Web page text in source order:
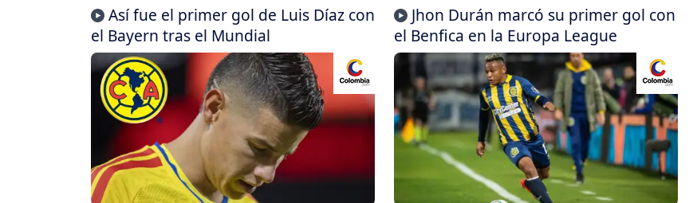
Así fue el primer gol de Luis Díaz con
el Bayern tras el Mundial
Jhon Durán marcó su primer gol con
el Benfica en la Europa League